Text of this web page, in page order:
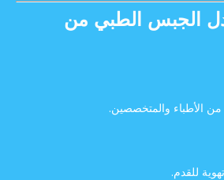
الجبس الطبي من
الأطباء والمتخصصين.
للقدم.